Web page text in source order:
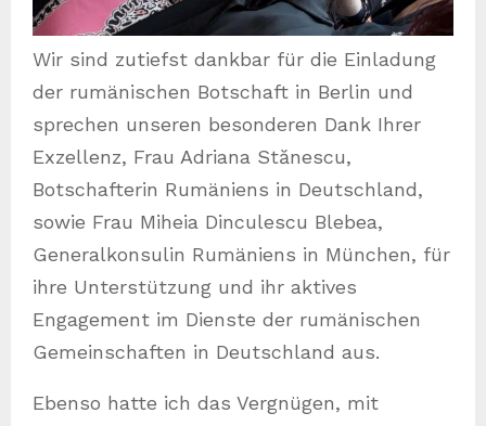
Wir sind zutiefst dankbar für die Einladung
der rumänischen Botschaft in Berlin und
sprechen unseren besonderen Dank Ihrer
Exzellenz, Frau Adriana Stănescu,
Botschafterin Rumäniens in Deutschland,
sowie Frau Miheia Dinculescu Blebea,
Generalkonsulin Rumäniens in München, für
ihre Unterstützung und ihr aktives
Engagement im Dienste der rumänischen
Gemeinschaften in Deutschland aus.
Ebenso hatte ich das Vergnügen, mit